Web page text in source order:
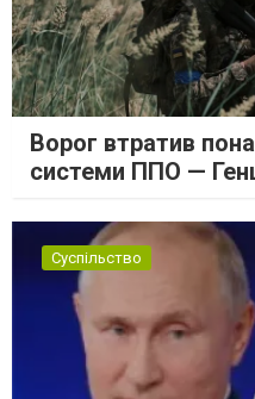
Ворог втратив
системи ППО —
Суспільство